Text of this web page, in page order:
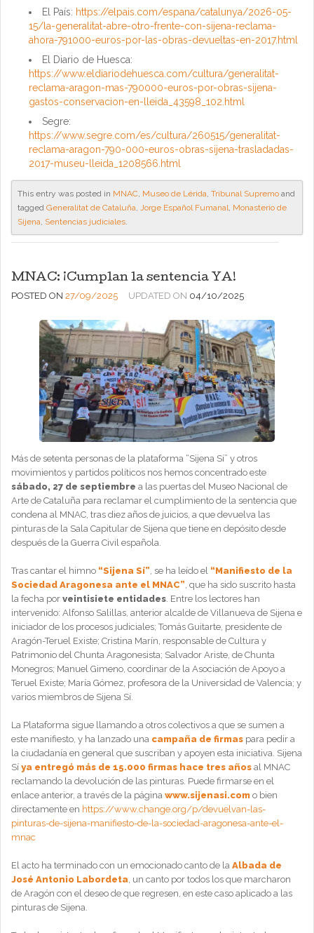
El País: https://elpais.com/espana/catalunya/2026-05-
15/la-generalitat-abre-otro-frente-con-sijena-reclama-
ahora-791000-euros-por-las-obras-devueltas-en-2017.html
El Diario de Huesca:
https://www.eldiariodehuesca.com/cultura/generalitat-
reclama-aragon-mas-790000-euros-por-obras-sijena-
gastos-conservacion-en-lleida_43598_102.html
Segre:
https://www.segre.com/es/cultura/260515/generalitat-
reclama-aragon-790-000-euros-obras-sijena-trasladadas-
2017-museu-lleida_1208566.html
This entry was posted in MNAC, Museo de Lérida, Tribunal Supremo and
tagged Generalitat de Cataluña, Jorge Español Fumanal, Monasterio de
Sijena, Sentencias judiciales.
MNAC: ¡Cumplan la sentencia YA!
POSTED ON 27/09/2025 UPDATED ON 04/10/2025
Más de setenta personas de la plataforma “Sijena Sí” y otros
movimientos y partidos políticos nos hemos concentrado este
sábado, 27 de septiembre a las puertas del Museo Nacional de
Arte de Cataluña para reclamar el cumplimiento de la sentencia que
condena al MNAC, tras diez años de juicios, a que devuelva las
pinturas de la Sala Capitular de Sijena que tiene en depósito desde
después de la Guerra Civil española.
Tras cantar el himno “Sijena Sí” , se ha leído el “Manifiesto de la
Sociedad Aragonesa ante el MNAC” , que ha sido suscrito hasta
la fecha por veintisiete entidades . Entre los lectores han
intervenido: Alfonso Salillas, anterior alcalde de Villanueva de Sijena e
iniciador de los procesos judiciales; Tomás Guitarte, presidente de
Aragón-Teruel Existe; Cristina Marín, responsable de Cultura y
Patrimonio del Chunta Aragonesista; Salvador Ariste, de Chunta
Monegros; Manuel Gimeno, coordinar de la Asociación de Apoyo a
Teruel Existe; María Gómez, profesora de la Universidad de Valencia; y
varios miembros de Sijena Sí.
La Plataforma sigue llamando a otros colectivos a que se sumen a
este manifiesto, y ha lanzado una campaña de firmas para pedir a
la ciudadanía en general que suscriban y apoyen esta iniciativa. Sijena
Sí ya entregó más de 15.000 firmas hace tres años al MNAC
reclamando la devolución de las pinturas. Puede firmarse en el
enlace anterior, a través de la página www.sijenasi.com o bien
directamente en https://www.change.org/p/devuelvan-las-
pinturas-de-sijena-manifiesto-de-la-sociedad-aragonesa-ante-el-
mnac
El acto ha terminado con un emocionado canto de la Albada de
José Antonio Labordeta , un canto por todos los que marcharon
de Aragón con el deseo de que regresen, en este caso aplicado a las
pinturas de Sijena.